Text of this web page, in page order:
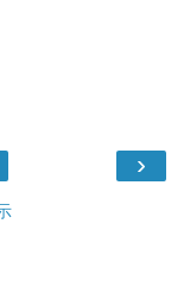
›